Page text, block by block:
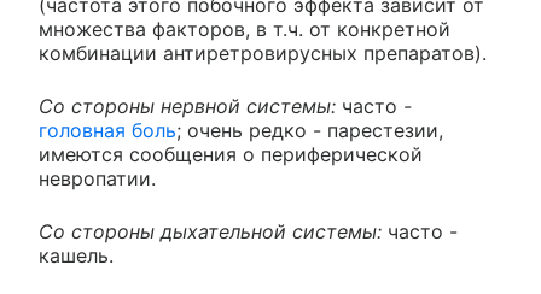
множества факторов, в т.ч. от конкретной
комбинации антиретровирусных препаратов).
Со стороны нервной системы: часто -
головная боль; очень редко - парестезии,
имеются сообщения о периферической
невропатии.
Со стороны дыхательной системы: часто -
кашель.